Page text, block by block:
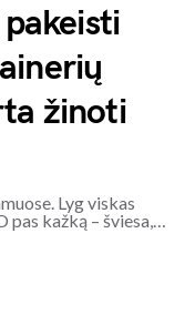
žinoti
Lyg viskas
pas kažką – šviesa,…